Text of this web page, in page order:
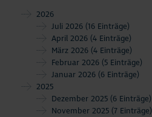
2026
Juli 2026 (16 Einträge)
April 2026 (4 Einträge)
März 2026 (4 Einträge)
Februar 2026 (5 Einträge)
Januar 2026 (6 Einträge)
2025
Dezember 2025 (6 Einträge)
November 2025 (7 Einträge)